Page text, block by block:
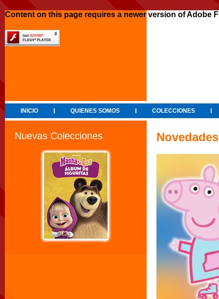
Content on this page requires a newer version of Adobe
INICIO QUIENES SOMOS COLECCIONES
Nuevas Colecciones Novedades